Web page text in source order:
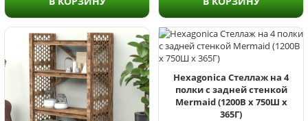
Hexagonica Стеллаж на 4
полки с задней стенкой
Mermaid (1200В х 750Ш х
365Г)